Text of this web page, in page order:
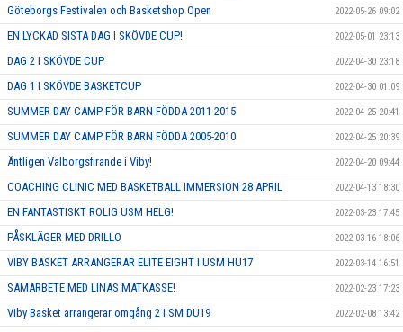
Göteborgs Festivalen och Basketshop Open 2022-05-26 09:02
EN LYCKAD SISTA DAG I SKÖVDE CUP! 2022-05-01 23:13
DAG 2 I SKÖVDE CUP 2022-04-30 23:18
DAG 1 I SKÖVDE BASKETCUP 2022-04-30 01:09
SUMMER DAY CAMP FÖR BARN FÖDDA 2011-2015 2022-04-25 20:41
SUMMER DAY CAMP FÖR BARN FÖDDA 2005-2010 2022-04-25 20:39
Äntligen Valborgsfirande i Viby! 2022-04-20 09:44
COACHING CLINIC MED BASKETBALL IMMERSION 28 APRIL 2022-04-13 18:30
EN FANTASTISKT ROLIG USM HELG! 2022-03-23 17:45
PÅSKLÄGER MED DRILLO 2022-03-16 18:06
VIBY BASKET ARRANGERAR ELITE EIGHT I USM HU17 2022-03-14 16:51
SAMARBETE MED LINAS MATKASSE! 2022-02-23 17:23
Viby Basket arrangerar omgång 2 i SM DU19 2022-02-08 13:42